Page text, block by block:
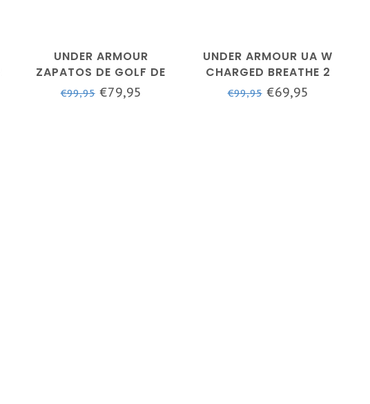
UNDER ARMOUR
ZAPATOS DE GOLF DE
MUJER UA CHARGED
BREATHE 2 KNIT
€99,95€79,95
UNDER ARMOUR UA W
CHARGED BREATHE 2
SL-BLANCO /
PLATEADO METALIZADO
€99,95€69,95